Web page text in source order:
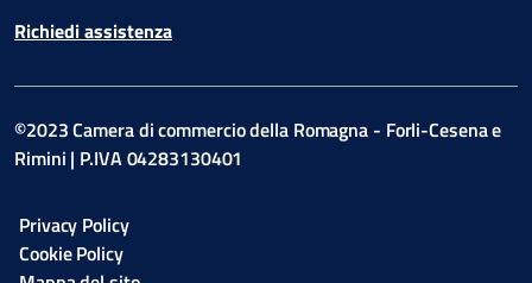
Richiedi assistenza
©2023 Camera di commercio della Romagna - Forli-Cesena e
Rimini | P.IVA 04283130401
Privacy Policy
Cookie Policy